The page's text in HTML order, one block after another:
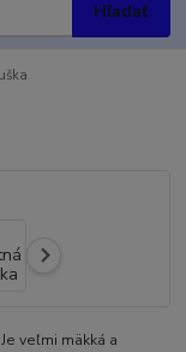
Hľadať
veľmi mäkká a